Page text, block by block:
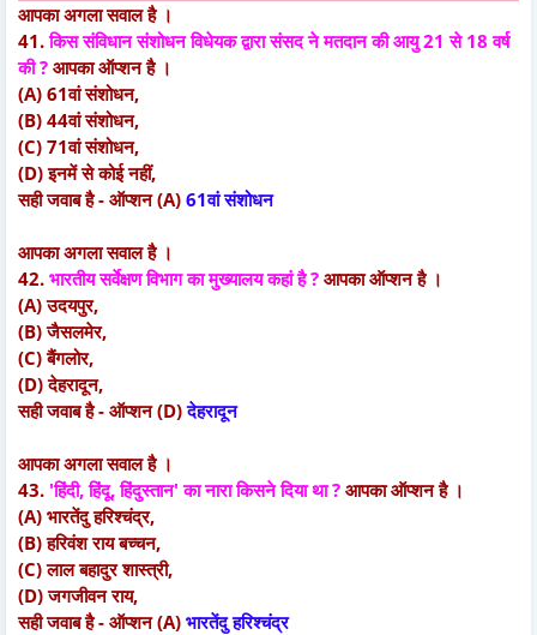
आपका अगला सवाल है ।
41.किस संविधान संशोधन विधेयक द्वारा संसद ने मतदान की आयु 21 से 18 वर्ष
की ? आपका ऑप्शन है ।
(A) 61वां संशोधन,
(B) 44वां संशोधन,
(C) 71वां संशोधन,
(D) इनमें से कोई नहीं,
सही जवाब है - ऑप्शन (A) 61वां संशोधन
आपका अगला सवाल है ।
42. भारतीय सर्वेक्षण विभाग का मुख्यालय कहां है ? आपका ऑप्शन है ।
(A) उदयपुर,
(B) जैसलमेर,
(C) बैंगलोर,
(D) देहरादून,
सही जवाब है - ऑप्शन (D)देहरादून
आपका अगला सवाल है ।
43. 'हिंदी, हिंदू, हिंदुस्तान' का नारा किसने दिया था ? आपका ऑप्शन है ।
(A) भारतेंदु हरिश्चंद्र,
(B) हरिवंश राय बच्चन,
(C) लाल बहादुर शास्त्री,
(D) जगजीवन राय,
सही जवाब है - ऑप्शन (A) भारतेंदु हरिश्चंद्र